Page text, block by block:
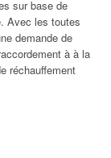
sur base de
Avec les toutes
demande de
à à la
réchauffement